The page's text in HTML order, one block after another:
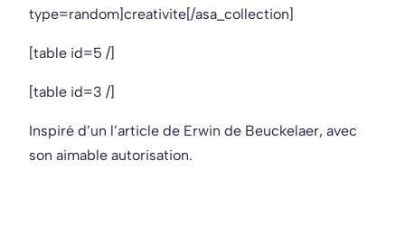
type=random]creativite[/asa_collection]
[table id=5 /]
[table id=3 /]
Inspiré d’un l’article de Erwin de Beuckelaer, avec
son aimable autorisation.